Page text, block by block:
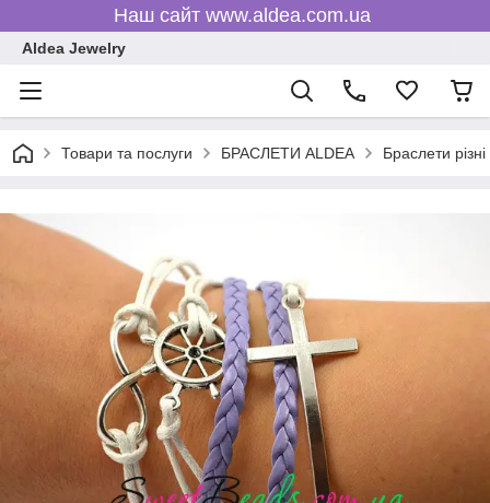
Наш сайт www.aldea.com.ua
Aldea Jewelry
Товари та послуги БРАСЛЕТИ ALDEA Браслети різні